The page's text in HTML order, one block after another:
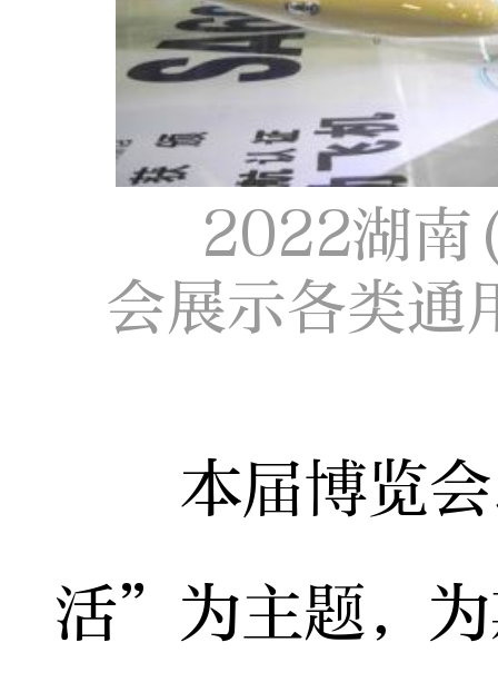
2022湖南
会展示各类
本届博览会
活”为主题，